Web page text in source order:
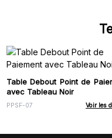
Table Debout Point de
avec Tableau Noir
PPSF-07 Voir les